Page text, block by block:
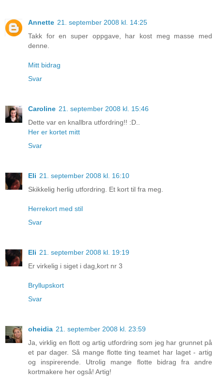
Annette 21. september 2008 kl. 14:25
Takk for en super oppgave, har kost meg masse med
denne.
Mitt bidrag
Svar
Caroline 21. september 2008 kl. 15:46
Dette var en knallbra utfordring!! :D..
Her er kortet mitt
Svar
Eli 21. september 2008 kl. 16:10
Skikkelig herlig utfordring. Et kort til fra meg.
Herrekort med stil
Svar
Eli 21. september 2008 kl. 19:19
Er virkelig i siget i dag,kort nr 3
Bryllupskort
Svar
oheidia 21. september 2008 kl. 23:59
Ja, virklig en flott og artig utfordring som jeg har grunnet på
et par dager. Så mange flotte ting teamet har laget - artig
og inspirerende. Utrolig mange flotte bidrag fra andre
kortmakere her også! Artig!